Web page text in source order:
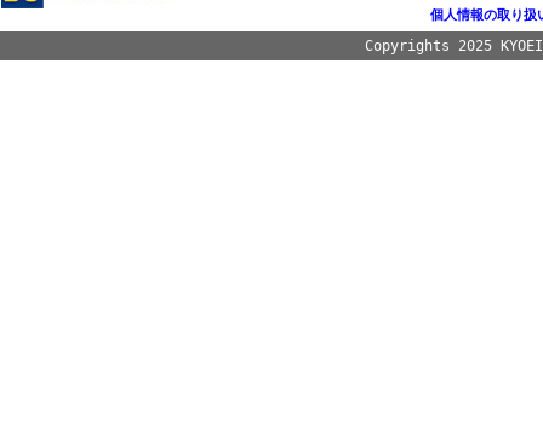
個人情報の取り扱
Copyrights 2025